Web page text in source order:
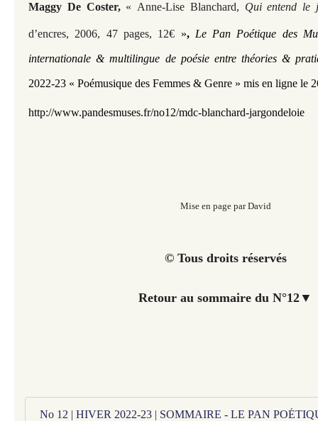
Maggy De Coster, « Anne-Lise Blanchard, Qui entend le
d’encres, 2006, 47 pages, 12€ », Le Pan Poétique des
internationale & multilingue de poésie entre théories &
2022-23 « Poémusique des Femmes & Genre » mis en ligne le
http://www.pandesmuses.fr/no12/mdc-blanchard-jargondeloie
Mise en page par David
© Tous droits réservés
Retour au sommaire du N°12▼
No 12 | HIVER 2022-23 | SOMMAIRE - LE PAN